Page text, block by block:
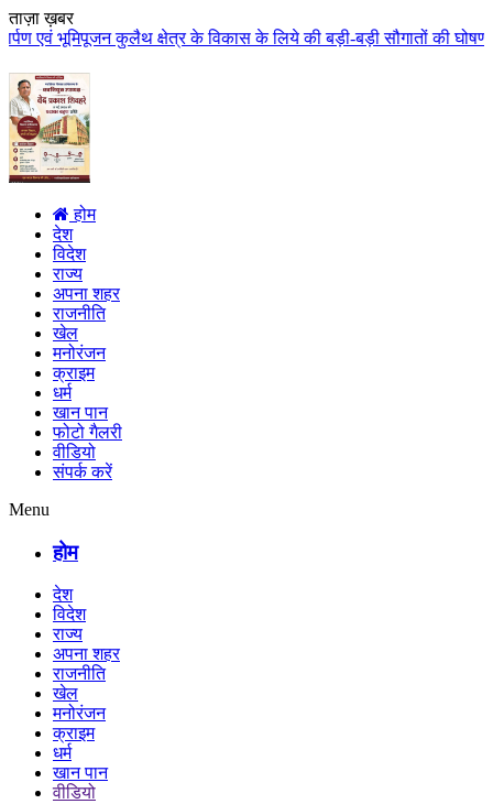
ताज़ा ख़बर
क्षेत्र के विकास के लिये की बड़ी-बड़ी सौगातों की घोषणा कुलैथ क्षेत्र की
होम
देश
विदेश
राज्य
अपना शहर
राजनीति
खेल
मनोरंजन
क्राइम
धर्म
खान पान
फोटो गैलरी
वीडियो
संपर्क करें
Menu
होम
देश
विदेश
राज्य
अपना शहर
राजनीति
खेल
मनोरंजन
क्राइम
धर्म
खान पान
वीडियो